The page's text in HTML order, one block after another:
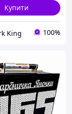
Купити
King 100%